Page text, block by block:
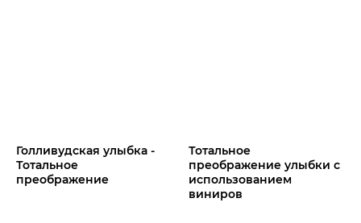
Голливудская улыбка -
Тотальное
преображение
Тотальное
преображение улыбки с
использованием
виниров